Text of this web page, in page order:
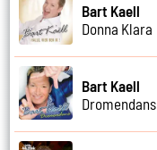
Bart Kaell
Donna Klara
Bart Kaell
Dromendans